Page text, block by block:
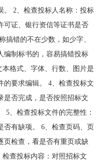
。 2、检查投标人名称：投标
可证、银行资信等证书是否
搞错的不在少数，如少字、
编制标书的，容易搞错投标
格式、字体、行数、图片是
的要求编辑。 4、检查投标文
是否完成，是否按照招标文
5、检查投标文件的完整性：
否有缺项。 6、检查页码、页
页检查，看是否有重页或缺
查投标内容：对照招标文